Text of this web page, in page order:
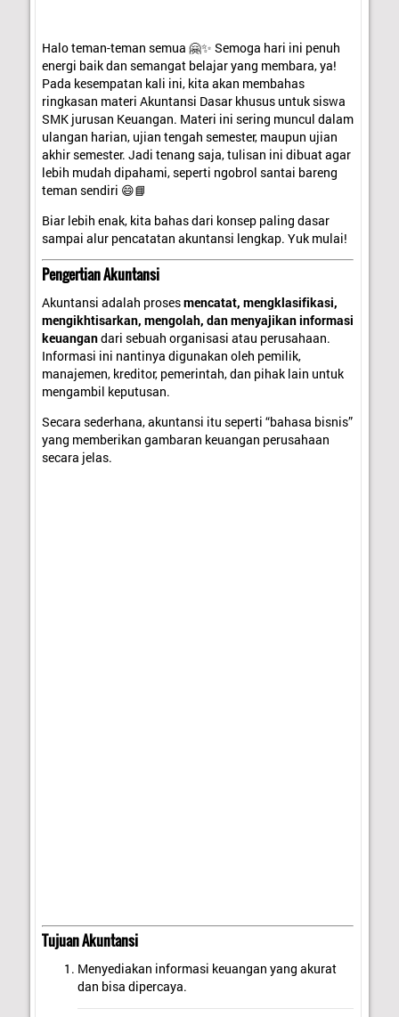
Halo teman-teman semua 🤗✨ Semoga hari ini penuh
energi baik dan semangat belajar yang membara, ya!
Pada kesempatan kali ini, kita akan membahas
ringkasan materi Akuntansi Dasar khusus untuk siswa
SMK jurusan Keuangan. Materi ini sering muncul dalam
ulangan harian, ujian tengah semester, maupun ujian
akhir semester. Jadi tenang saja, tulisan ini dibuat agar
lebih mudah dipahami, seperti ngobrol santai bareng
teman sendiri 😄📘
Biar lebih enak, kita bahas dari konsep paling dasar
sampai alur pencatatan akuntansi lengkap. Yuk mulai!
Pengertian Akuntansi
Akuntansi adalah prosesmencatat, mengklasifikasi,
mengikhtisarkan, mengolah, dan menyajikan informasi
keuangandari sebuah organisasi atau perusahaan.
Informasi ini nantinya digunakan oleh pemilik,
manajemen, kreditor, pemerintah, dan pihak lain untuk
mengambil keputusan.
Secara sederhana, akuntansi itu seperti “bahasa bisnis”
yang memberikan gambaran keuangan perusahaan
secara jelas.
Tujuan Akuntansi
Menyediakan informasi keuangan yang akurat
dan bisa dipercaya.